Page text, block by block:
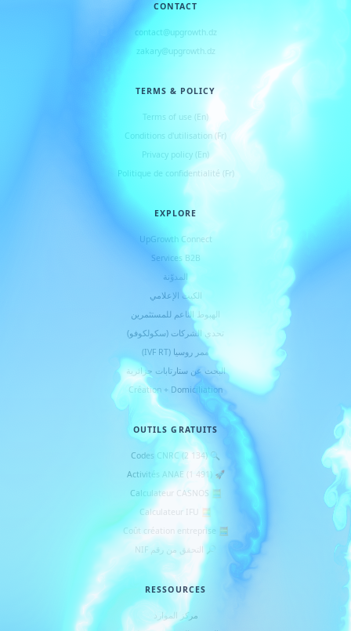
CONTACT
contact@upgrowth.dz
zakary@upgrowth.dz
TERMS & POLICY
Terms of use (En)
Conditions d utilisation (Fr)
Privacy policy (En)
Politique de confidentialité (Fr)
EXPLORE
UpGrowth Connect
Services B2B
المدوّنة
الكيت الإعلامي
الهبوط الناعم للمستثمرين
تحدي الشركات (سكولكوفو)
ممر روسيا (IVF RT)
البحث عن ستارتابات جزائرية
Création + Domiciliation
OUTILS GRATUITS
🔍 Codes CNRC (2 134)
🚀 Activités ANAE (1 491)
🧮 Calculateur CASNOS
🧮 Calculateur IFU
🧮 Coût création entreprise
🔎 التحقق من رقم NIF
RESSOURCES
مركز الموارد